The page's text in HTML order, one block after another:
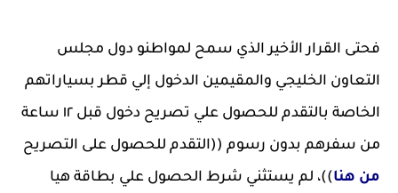
فحتى القرار الأخير الذي سمح لمواطنو دول مجلس
التعاون الخليجي والمقيمين الدخول إلي قطر بسياراتهم
الخاصة بالتقدم للحصول علي تصريح دخول قبل ١٢ ساعة
من سفرهم بدون رسوم ((التقدم للحصول على التصريح
من هنا))، لم يستثني شرط الحصول علي بطاقة هيا